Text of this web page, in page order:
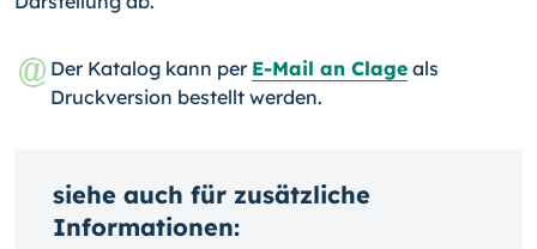
Der Katalog kann per E-Mail an Clage als
Druckversion bestellt werden.
siehe auch für zusätzliche
Informationen: